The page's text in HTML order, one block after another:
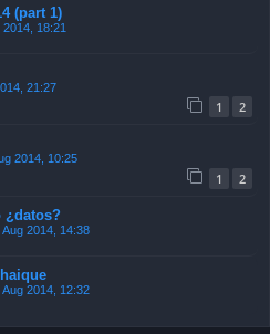
(part 1)
18:21
21:27
1 2
2014, 10:25
1 2
¿datos?
Aug 2014, 14:38
Aug 2014, 12:32